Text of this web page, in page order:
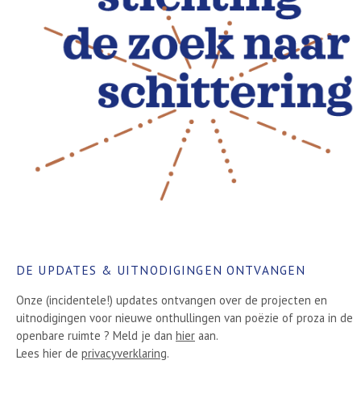
DE UPDATES & UITNODIGINGEN ONTVANGEN
Onze (incidentele!) updates ontvangen over de projecten en
uitnodigingen voor nieuwe onthullingen van poëzie of proza in de
openbare ruimte ? Meld je dan hier aan.
Lees hier de privacyverklaring.